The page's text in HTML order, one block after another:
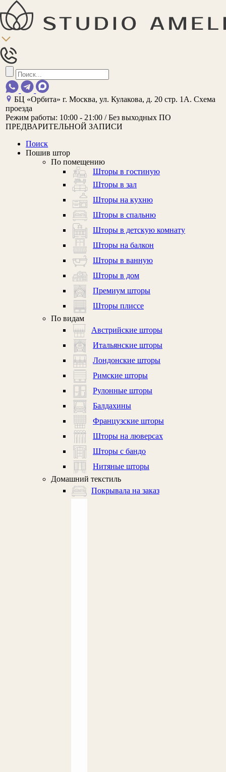
БЦ «Орбита»г. Москва, ул. Кулакова, д. 20 стр. 1А. Схема
проезда
Режим работы: 10:00 - 21:00 / Без выходных ПО
ПРЕДВАРИТЕЛЬНОЙ ЗАПИСИ
Поиск
Пошив штор
По помещению
Шторы в гостиную
Шторы в зал
Шторы на кухню
Шторы в спальню
Шторы в детскую комнату
Шторы на балкон
Шторы в ванную
Шторы в дом
Премиум шторы
Шторы плиссе
По видам
Австрийские шторы
Итальянские шторы
Лондонские шторы
Римские шторы
Рулонные шторы
Балдахины
Французские шторы
Шторы на люверсах
Шторы с бандо
Нитяные шторы
Домашний текстиль
Покрывала на заказ